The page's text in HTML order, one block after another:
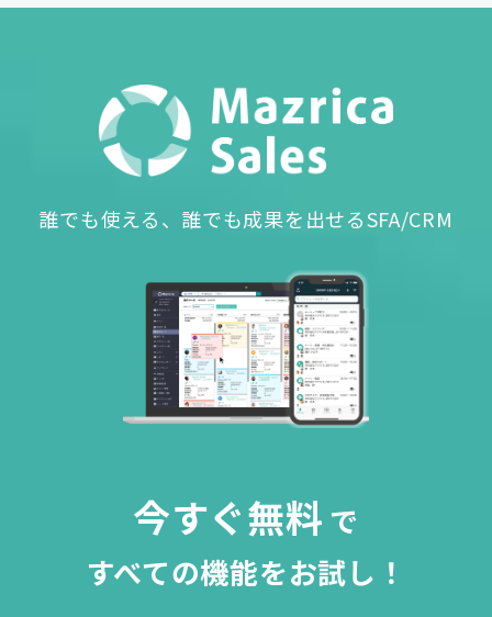
誰でも使える、誰でも成果を出せるSFA/CRM
今すぐ無料 で
すべての機能をお試し！